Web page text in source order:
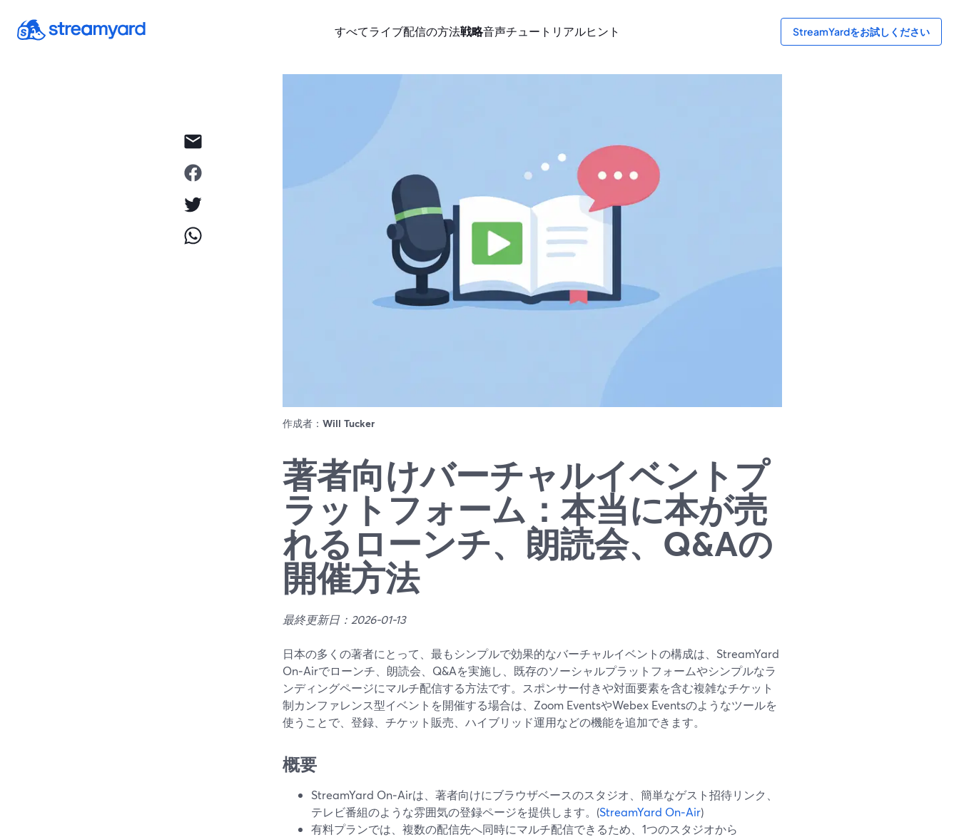
すべてライブ配信の方法戦略音声チュートリアルヒント StreamYardをお試しください
作成者： Will Tucker
著者向けバーチャルイベントプ
ラットフォーム：本当に本が売
れるローンチ、朗読会、Q&Aの
開催方法
最終更新日：2026-01-13
日本の多くの著者にとって、最もシンプルで効果的なバーチャルイベントの構成は、StreamYard
On‑Airでローンチ、朗読会、Q&Aを実施し、既存のソーシャルプラットフォームやシンプルなラ
ンディングページにマルチ配信する方法です。スポンサー付きや対面要素を含む複雑なチケット
制カンファレンス型イベントを開催する場合は、Zoom EventsやWebex Eventsのようなツールを
使うことで、登録、チケット販売、ハイブリッド運用などの機能を追加できます。
概要
StreamYard On‑Airは、著者向けにブラウザベースのスタジオ、簡単なゲスト招待リンク、
テレビ番組のような雰囲気の登録ページを提供します。(StreamYard On‑Air)
有料プランでは、複数の配信先へ同時にマルチ配信できるため、1つのスタジオから